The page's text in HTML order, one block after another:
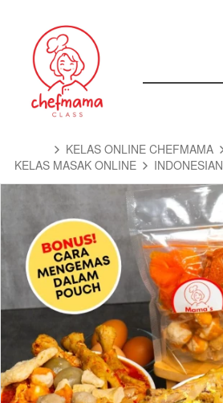
KELAS ONLINE CHEFMAMA
KELAS MASAK ONLINE
INDONESIAN